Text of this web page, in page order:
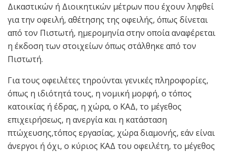
Δικαστικών ή Διοικητικών μέτρων που έχουν ληφθεί
για την οφειλή, αθέτησης της οφειλής, όπως δίνεται
από τον Πιστωτή, ημερομηνία στην οποία αναφέρεται
η έκδοση των στοιχείων όπως στάλθηκε από τον
Πιστωτή.
Για τους οφειλέτες τηρούνται γενικές πληροφορίες,
όπως η ιδιότητά τους, η νομική μορφή, ο τόπος
κατοικίας ή έδρας, η χώρα, ο ΚΑΔ, το μέγεθος
επιχειρήσεως, η ανεργία και η κατάσταση
πτώχευσης,τόπος εργασίας, χώρα διαμονής, εάν είναι
άνεργοι ή όχι, ο κύριος ΚΑΔ του οφειλέτη, το μέγεθος